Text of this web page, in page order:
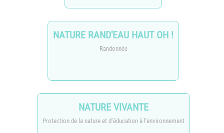
NATURE RAND'EAU HAUT OH !
Randonnée
NATURE VIVANTE
Protection de la nature et d’éducation à l'environnement